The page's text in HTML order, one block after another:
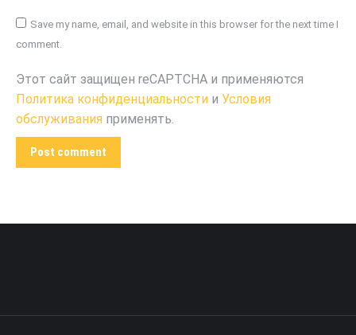
Save my name, email, and website in this browser for the next time I
comment.
Этот сайт защищен reCAPTCHA и применяются
Политика конфиденциальности и Условия
обслуживания применять.
Post comment